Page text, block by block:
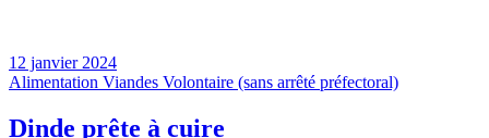
12 janvier 2024
Alimentation Viandes Volontaire (sans arrêté préfectoral)
Dinde prête à cuire